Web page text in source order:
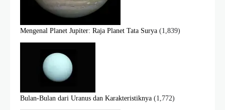
Mengenal Planet Jupiter: Raja Planet Tata Surya (1,839)
Bulan-Bulan dari Uranus dan Karakteristiknya (1,772)